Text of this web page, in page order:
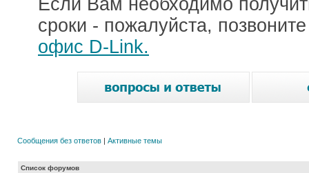
Если Вам необходимо
сроки - пожалуйста,
офис D-Link.
Сообщения без ответов | Активные темы
Список форумов